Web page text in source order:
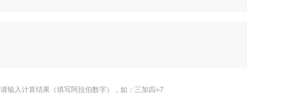
请输入计算结果（填写阿拉伯数字），如：三加四=7